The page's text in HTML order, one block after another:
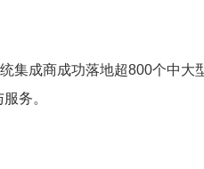
集成商成功落地超800个中大
务。